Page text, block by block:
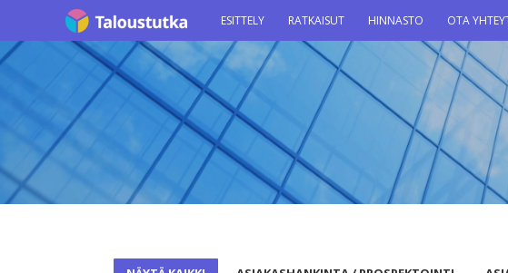
ESITTELY RATKAISUT HINNASTO OTA